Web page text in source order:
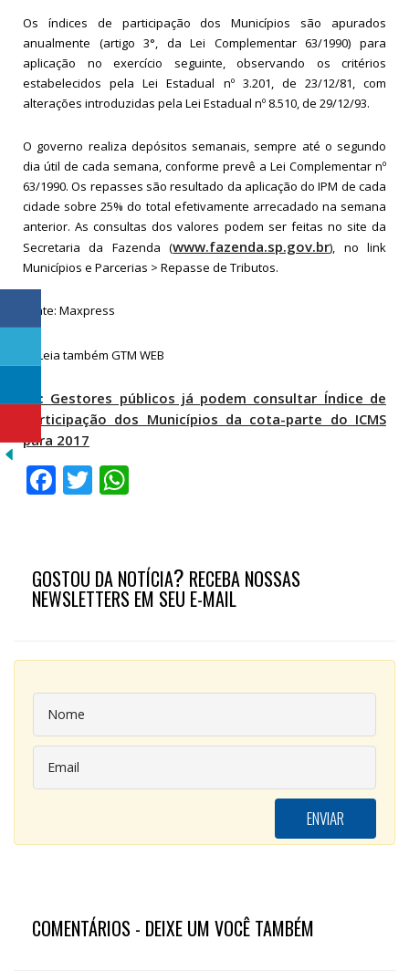
Os índices de participação dos Municípios são apurados
anualmente (artigo 3°, da Lei Complementar 63/1990) para
aplicação no exercício seguinte, observando os critérios
estabelecidos pela Lei Estadual nº 3.201, de 23/12/81, com
alterações introduzidas pela Lei Estadual nº 8.510, de 29/12/93.
O governo realiza depósitos semanais, sempre até o segundo
dia útil de cada semana, conforme prevê a Lei Complementar nº
63/1990. Os repasses são resultado da aplicação do IPM de cada
cidade sobre 25% do total efetivamente arrecadado na semana
anterior. As consultas dos valores podem ser feitas no site da
Secretaria da Fazenda (www.fazenda.sp.gov.br), no link
Municípios e Parcerias > Repasse de Tributos.
Fonte: Maxpress
PB: Gestores públicos já podem consultar Índice de
Participação dos Municípios da cota-parte do ICMS
para 2017
FacebookTwitter
GOSTOU DA NOTÍCIA? RECEBA NOSSAS
NEWSLETTERS EM SEU E-MAIL
COMENTÁRIOS - DEIXE UM VOCÊ TAMBÉM